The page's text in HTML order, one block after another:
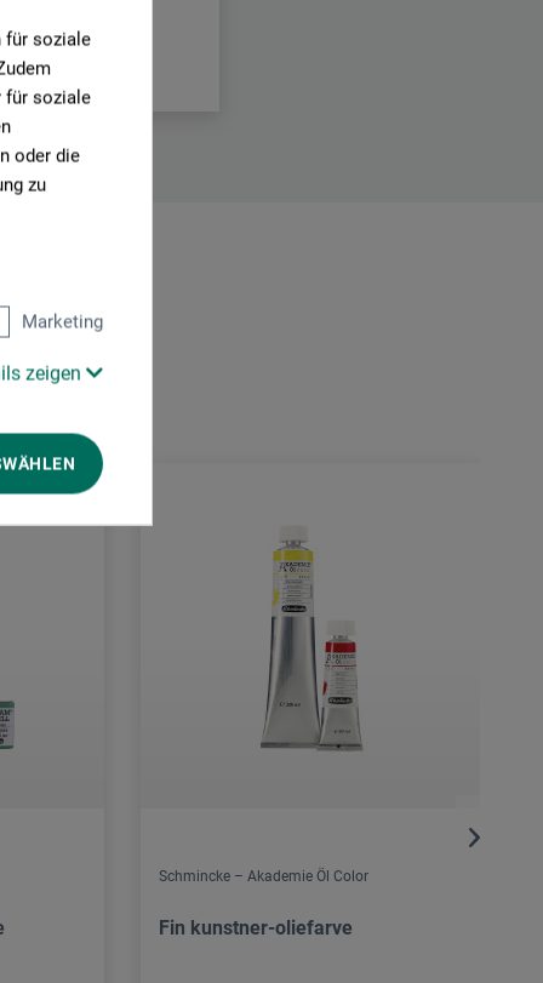
für soziale
für soziale
oder die
zu
Marketing
zeigen
Schmincke – Akademie Öl Color
Fin kunstner-oliefarve